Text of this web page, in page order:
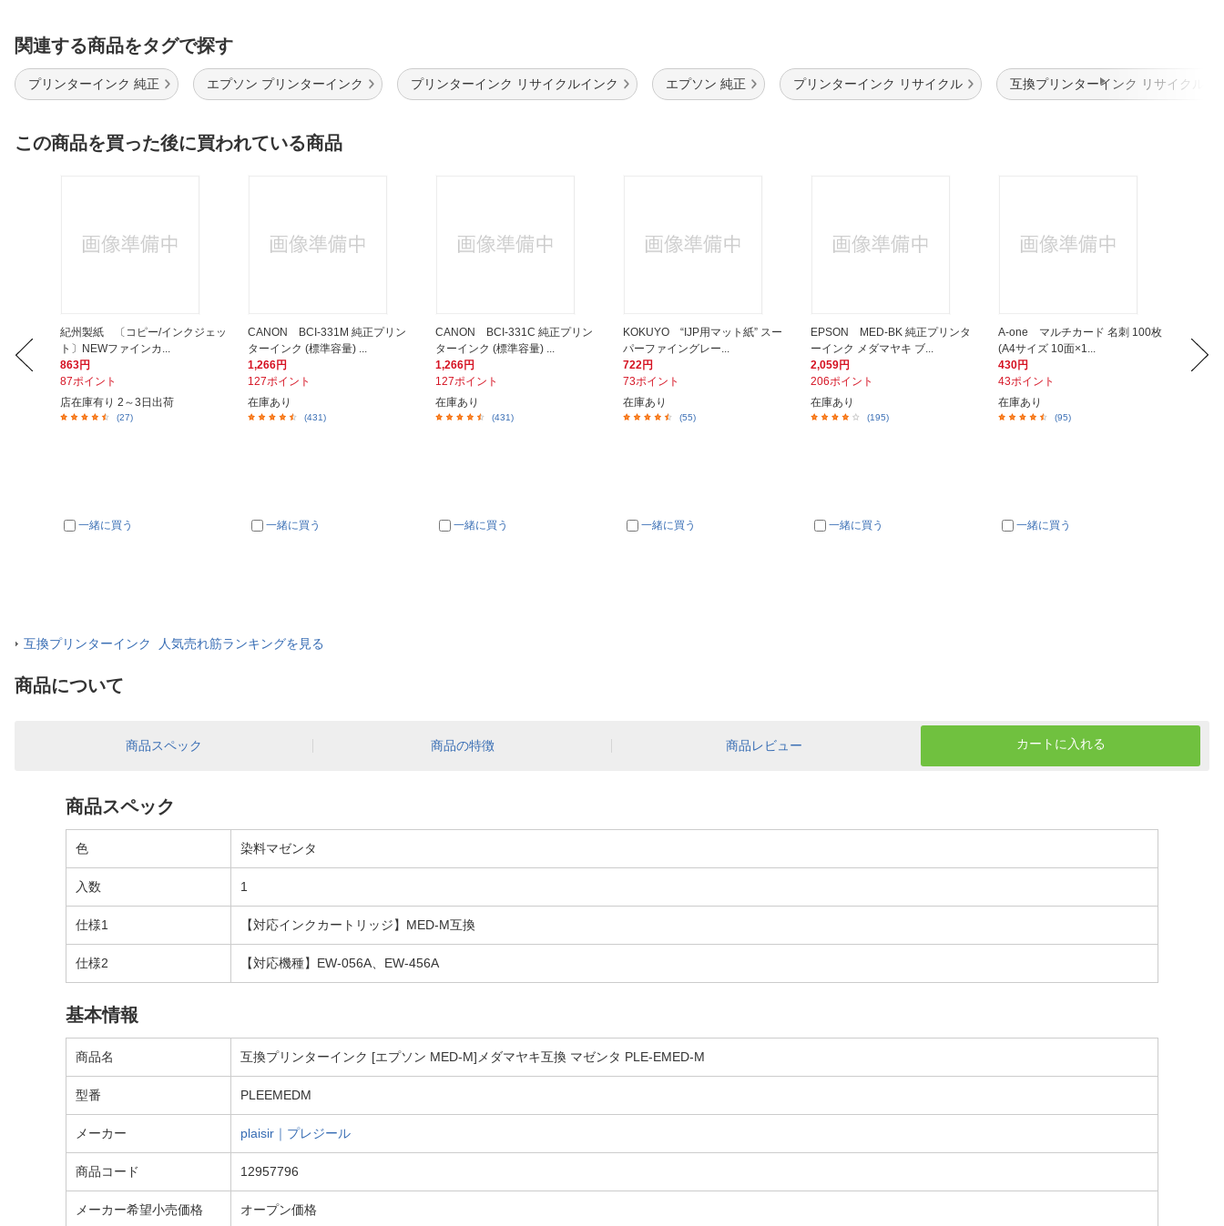
関連する商品をタグで探す
プリンターインク 純正 エプソン プリンターインク プリンターインク リサイクルインク エプソン 純正 プリンターインク リサイクル 互換プリンターインク リサイクル
この商品を買った後に買われている商品
紀州製紙 〔コピー/インクジェッ
ト〕NEWファインカ...
863円
87ポイント
店在庫有り 2～3日出荷
(27)
一緒に買う
CANON BCI-331M 純正プリン
ターインク (標準容量) ...
1,266円
127ポイント
在庫あり
(431)
一緒に買う
CANON BCI-331C 純正プリン
ターインク (標準容量) ...
1,266円
127ポイント
在庫あり
(431)
一緒に買う
KOKUYO “IJP用マット紙” スー
パーファイングレー...
722円
73ポイント
在庫あり
(55)
一緒に買う
EPSON MED-BK 純正プリンタ
ーインク メダマヤキ ブ...
2,059円
206ポイント
在庫あり
(195)
一緒に買う
A-one マルチカード 名刺 100枚
(A4サイズ 10面×1...
430円
43ポイント
在庫あり
(95)
一緒に買う
500
880円
互換プリンターインク 人気売れ筋ランキングを見る
商品について
カートに入れる
商品スペック 商品の特徴 商品レビュー
商品スペック
色 染料マゼンタ
入数 1
仕様1 【対応インクカートリッジ】MED-M互換
仕様2 【対応機種】EW-056A、EW-456A
基本情報
商品名 互換プリンターインク [エプソン MED-M]メダマヤキ互換 マゼンタ PLE-EMED-M
型番 PLEEMEDM
メーカー plaisir｜プレジール
商品コード 12957796
メーカー希望小売価格 オープン価格